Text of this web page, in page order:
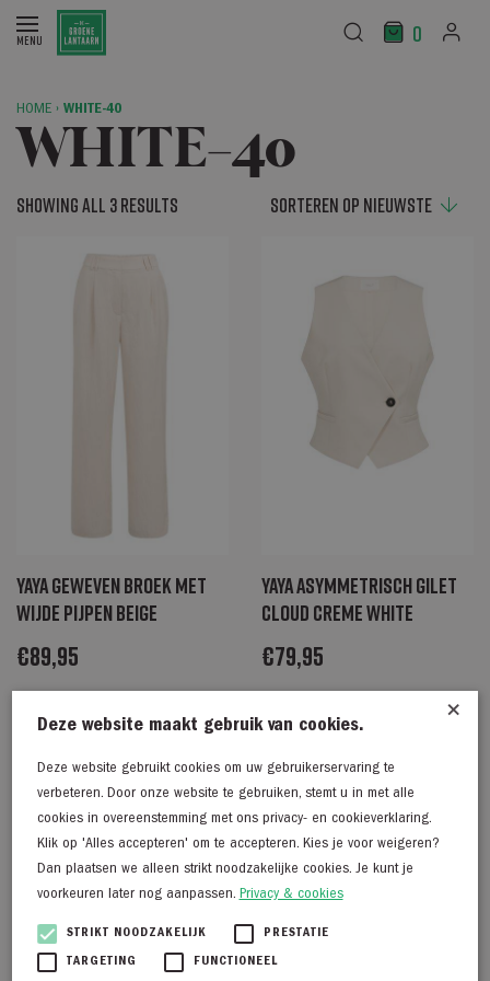
0
HOME › WHITE-40
WHITE-40
Showing all 3 results
Yaya Geweven broek met
wijde pijpen beige
€89,95
Yaya Asymmetrisch gilet
CLOUD CREME WHITE
€79,95
×
Deze website maakt gebruik van cookies.
Deze website gebruikt cookies om uw gebruikerservaring te
verbeteren. Door onze website te gebruiken, stemt u in met alle
cookies in overeenstemming met ons privacy- en cookieverklaring.
Klik op 'Alles accepteren' om te accepteren. Kies je voor weigeren?
Dan plaatsen we alleen strikt noodzakelijke cookies. Je kunt je
voorkeuren later nog aanpassen. Privacy & cookies
STRIKT NOODZAKELIJK PRESTATIE
TARGETING FUNCTIONEEL